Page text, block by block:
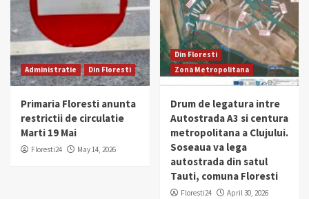
Administratie Din Floresti
Primaria Floresti anunta
restrictii de circulatie
Marti 19 Mai
Floresti24 May 14, 2026
Din Floresti
Zona Metropolitana
Drum de legatura intre
Autostrada A3 si centura
metropolitana a Clujului.
Soseaua va lega
autostrada din satul
Tauti, comuna Floresti
Floresti24 April 30, 2026